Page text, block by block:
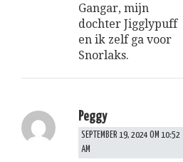
Gangar, mijn
dochter Jigglypuff
en ik zelf ga voor
Snorlaks.
Peggy
SEPTEMBER 19, 2024 OM 10:52
AM